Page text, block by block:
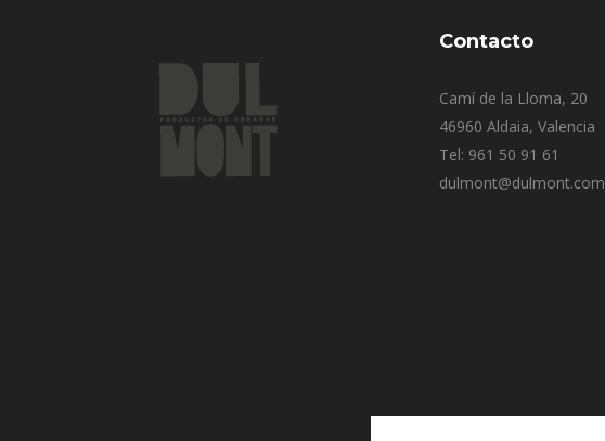
Contacto
Camí de la Lloma, 20
46960 Aldaia, Valencia
Tel: 961 50 91 61
dulmont@dulmont.com